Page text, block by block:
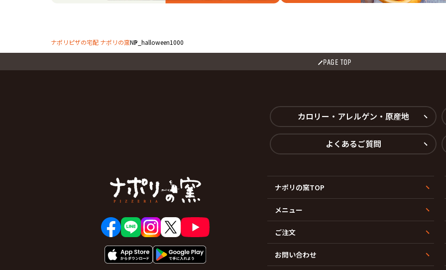
ナポリピザの宅配 ナポリの窯NP_halloween1000
PAGE TOP
カロリー・アレルゲン・原産地
よくあるご質問
ナポリの窯TOP
メニュー
ご注文
お問い合わせ